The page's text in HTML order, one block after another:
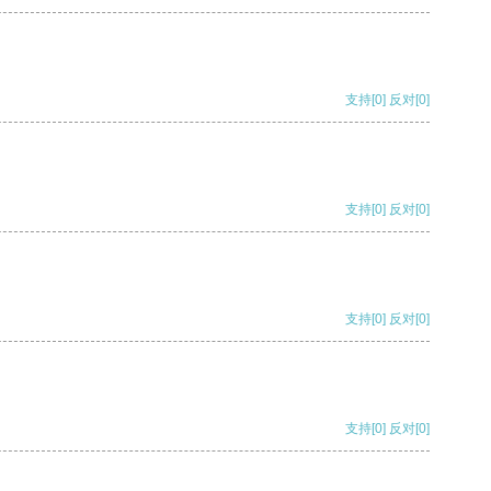
支持[0] 反对[0]
支持[0] 反对[0]
支持[0] 反对[0]
支持[0] 反对[0]